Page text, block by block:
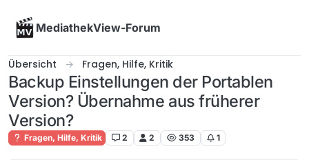
MediathekView-Forum
Übersicht Fragen, Hilfe, Kritik
Backup Einstellungen der Portablen
Version? Übernahme aus früherer
Version?
Fragen, Hilfe, Kritik 2 2 353 1